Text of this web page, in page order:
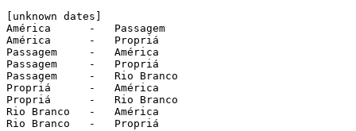
[unknown dates]
América      -   Passagem
América      -   Propriá
Passagem     -   América
Passagem     -   Propriá
Passagem     -   Rio Branco
Propriá      -   América
Propriá      -   Rio Branco
Rio Branco   -   América
Rio Branco   -   Propriá